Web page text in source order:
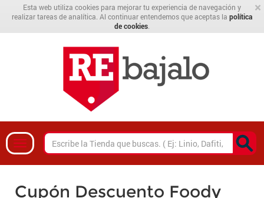
×
Esta web utiliza cookies para mejorar tu experiencia de navegación y
realizar tareas de analítica. Al continuar entendemos que aceptas la política
de cookies
Cupón Descuento Foody